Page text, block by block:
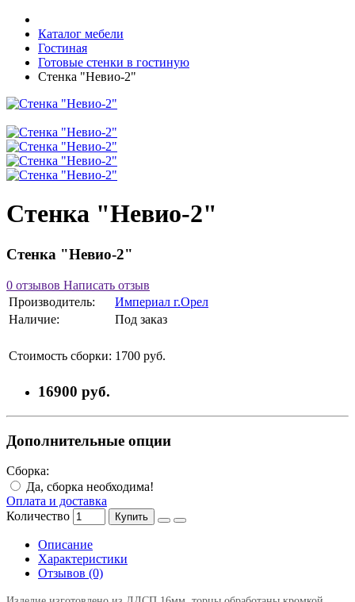
Каталог мебели
Гостиная
Готовые стенки в гостиную
Стенка "Невио-2"
Стенка "Невио-2"
Стенка "Невио-2"
0 отзывов Написать отзыв
Производитель:
Империал г.Орел
Наличие:
Под заказ
Стоимость сборки: 1700 руб.
16900 руб.
Дополнительные опции
Сборка:
Да, сборка необходима!
Оплата и доставка
Количество
Купить
Описание
Характеристики
Отзывов (0)